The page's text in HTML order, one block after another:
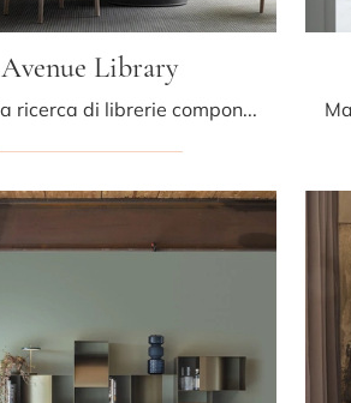
Avenue Library
Se sei alla ricerca di librerie componibili per il soggiorno, clicca e scopri le nostre soluzioni design: il modello Avenue Library Kristalia ti sta ...